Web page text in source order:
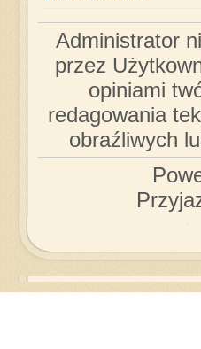
Administrator
przez
opiniami
redagowania
obraźliwych